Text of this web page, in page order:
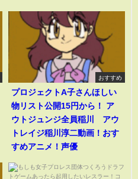
おすすめ
プロジェクトA子さんほしい
物リスト公開15円から！ ア
ウトジュンジ全員稲川 アウ
トレイジ稲川淳二動画！おす
すめアニメ！声優